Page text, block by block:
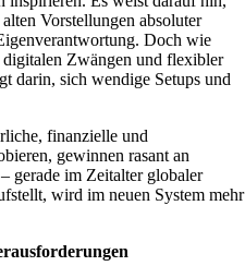
Vorstellungen absoluter
Doch wie
Zwängen und flexibler
darin, sich wendige Setups und
finanzielle und
gewinnen rasant an
gerade im Zeitalter globaler
wird im neuen System mehr